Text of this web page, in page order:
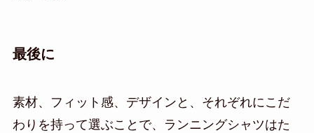
最後に
素材、フィット感、デザインと、それぞれにこだ
わりを持って選ぶことで、ランニングシャツはた